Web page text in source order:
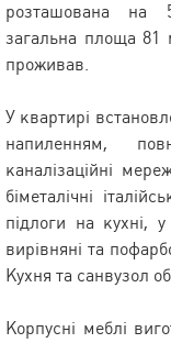
розташована на
загальна площа 81
проживав.
У квартирі
напиленням,
каналізаційні
біметалічні
підлоги на кухні,
вирівняні та
Кухня та санвузол
Корпусні меблі